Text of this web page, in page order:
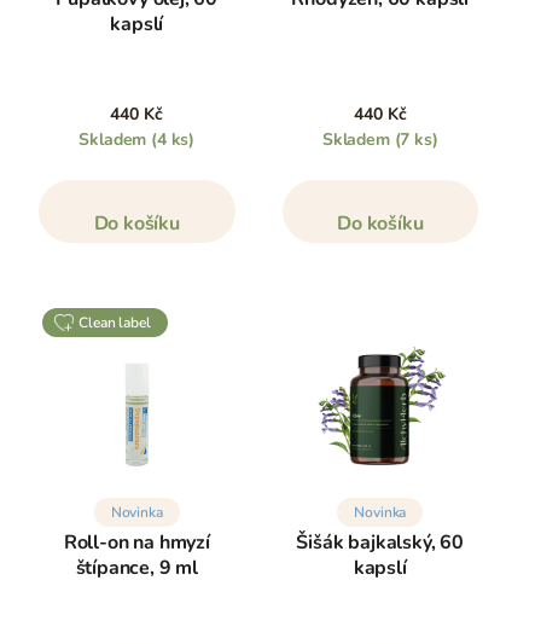
kapslí
440 Kč
Skladem (4 ks)
Do košíku
440 Kč
Skladem (7 ks)
Do košíku
clean label
Novinka
Roll-on na hmyzí
štípance, 9 ml
Novinka
Šišák bajkalský, 60
kapslí